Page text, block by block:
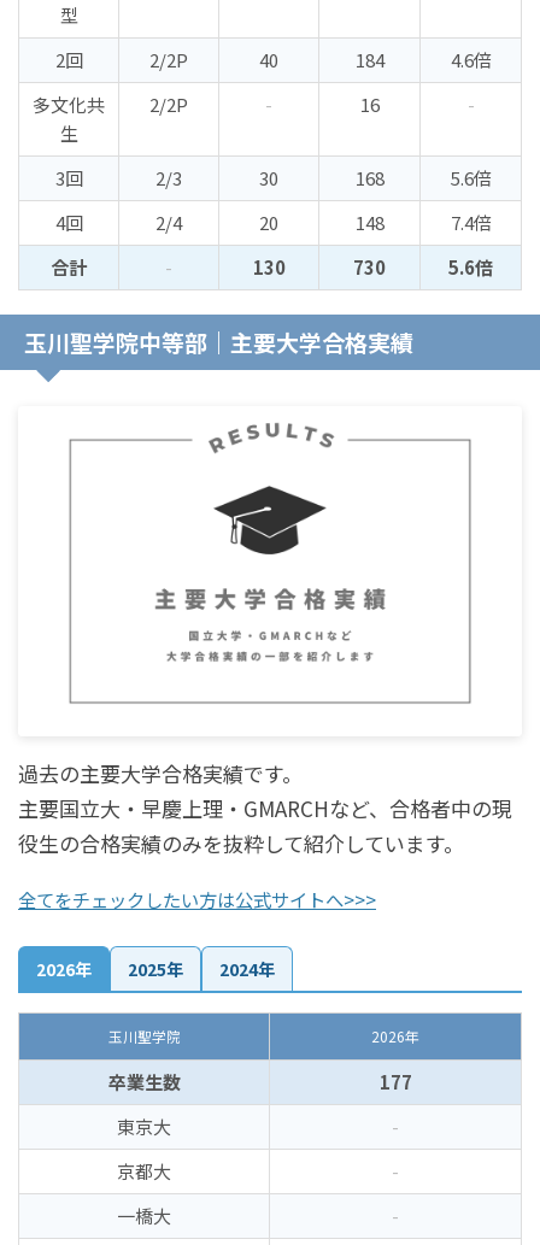
型
2回 2/2P 40 184
4.6倍
多文化共
生
2/2P - 16 -
3回 2/3 30 168
5.6倍
4回
2/4 20 148
7.4倍
合計
- 130 730 5.6倍
玉川聖学院中等部｜主要大学合格実績
過去の主要大学合格実績です。
主要国立大・早慶上理・GMARCHなど、合格者中の現
役生の合格実績のみを抜粋して紹介しています。
全てをチェックしたい方は公式サイトへ>>>
2026年 2025年 2024年
玉川聖学院 2026年
卒業生数
177
東京大
-
京都大
-
一橋大
-